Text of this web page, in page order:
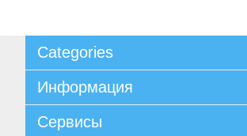
Categories
Информация
Доставка и возврат
Сервисы